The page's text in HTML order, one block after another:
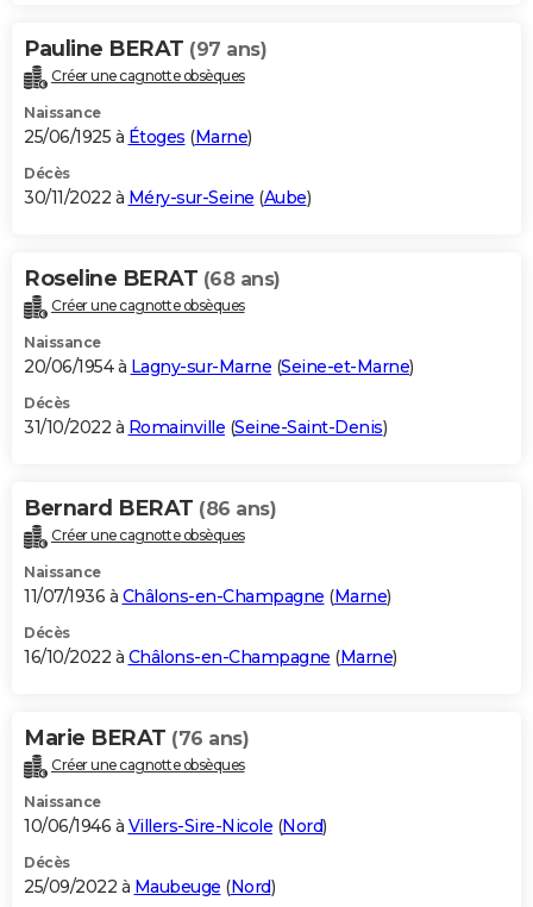
Pauline BERAT (97 ans)
Créer une cagnotte obsèques
Naissance
25/06/1925 à Étoges (Marne)
Décès
30/11/2022 à Méry-sur-Seine (Aube)
Roseline BERAT (68 ans)
Créer une cagnotte obsèques
Naissance
20/06/1954 à Lagny-sur-Marne (Seine-et-Marne)
Décès
31/10/2022 à Romainville (Seine-Saint-Denis)
Bernard BERAT (86 ans)
Créer une cagnotte obsèques
Naissance
11/07/1936 à Châlons-en-Champagne (Marne)
Décès
16/10/2022 à Châlons-en-Champagne (Marne)
Marie BERAT (76 ans)
Créer une cagnotte obsèques
Naissance
10/06/1946 à Villers-Sire-Nicole (Nord)
Décès
25/09/2022 à Maubeuge (Nord)